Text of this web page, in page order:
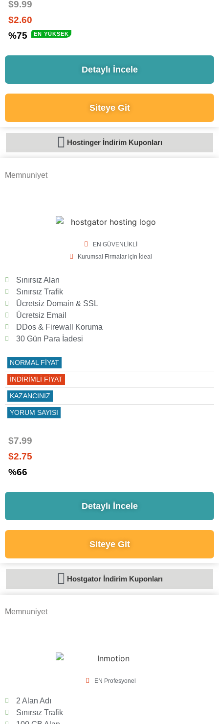
$9.99
$2.60
%75
EN YÜKSEK
Detaylı İncele
Siteye Git
Hostinger İndirim Kuponları
Memnuniyet
EN GÜVENLİKLİ
Kurumsal Firmalar için İdeal
Sınırsız Alan
Sınırsız Trafik
Ücretsiz Domain & SSL
Ücretsiz Email
DDos & Firewall Koruma
30 Gün Para İadesi
NORMAL FİYAT
İNDİRİMLİ FİYAT
KAZANCINIZ
YORUM SAYISI
$7.99
$2.75
%66
Detaylı İncele
Siteye Git
Hostgator İndirim Kuponları
Memnuniyet
EN Profesyonel
2 Alan Adı
Sınırsız Trafik